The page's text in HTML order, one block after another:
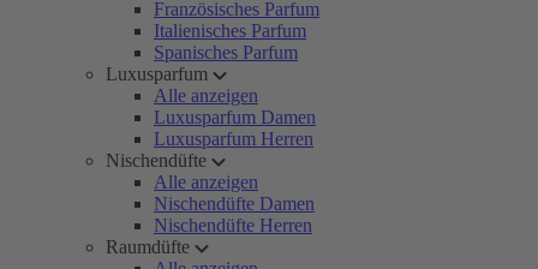
Französisches Parfum
Italienisches Parfum
Spanisches Parfum
Luxusparfum
Alle anzeigen
Luxusparfum Damen
Luxusparfum Herren
Nischendüfte
Alle anzeigen
Nischendüfte Damen
Nischendüfte Herren
Raumdüfte